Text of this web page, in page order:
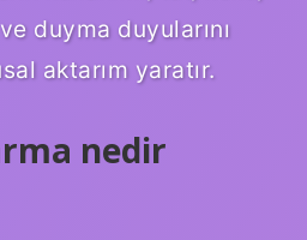
duyma duyularını
aktarım yaratır.
nedir